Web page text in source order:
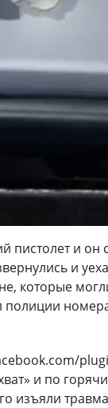
пистолет и он
и
которые
полиции
и по
изъяли